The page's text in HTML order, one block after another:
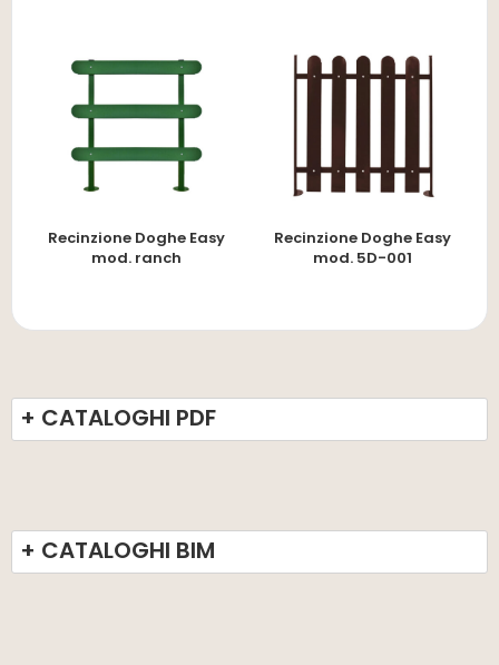
Recinzione Doghe Easy
mod. ranch
Recinzione Doghe Easy
mod. 5D-001
+ CATALOGHI PDF
+ CATALOGHI BIM